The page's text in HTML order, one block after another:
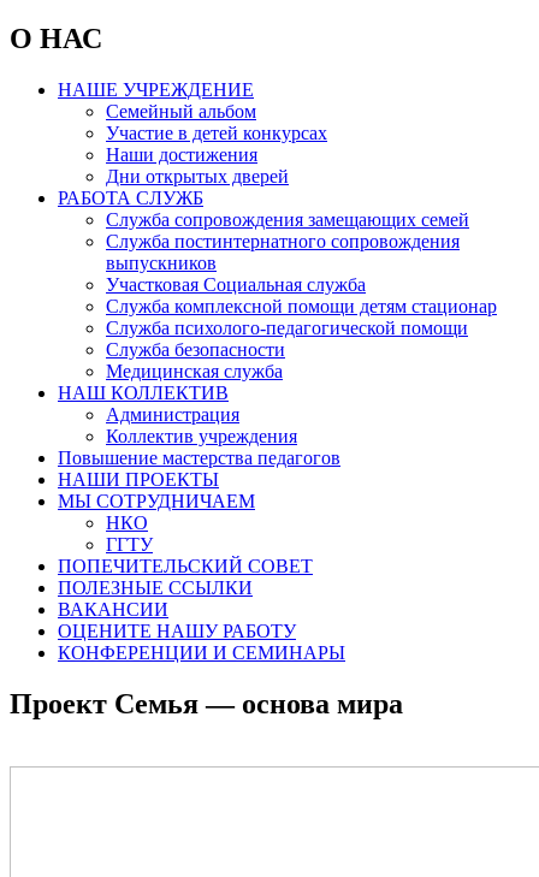
О НАС
НАШЕ УЧРЕЖДЕНИЕ
Семейный альбом
Участие в детей конкурсах
Наши достижения
Дни открытых дверей
РАБОТА СЛУЖБ
Служба сопровождения замещающих семей
Служба постинтернатного сопровождения
выпускников
Участковая Социальная служба
Служба комплексной помощи детям стационар
Служба психолого-педагогической помощи
Служба безопасности
Медицинская служба
НАШ КОЛЛЕКТИВ
Администрация
Коллектив учреждения
Повышение мастерства педагогов
НАШИ ПРОЕКТЫ
МЫ СОТРУДНИЧАЕМ
НКО
ГГТУ
ПОПЕЧИТЕЛЬСКИЙ СОВЕТ
ПОЛЕЗНЫЕ ССЫЛКИ
ВАКАНСИИ
ОЦЕНИТЕ НАШУ РАБОТУ
КОНФЕРЕНЦИИ И СЕМИНАРЫ
Проект Семья — основа мира